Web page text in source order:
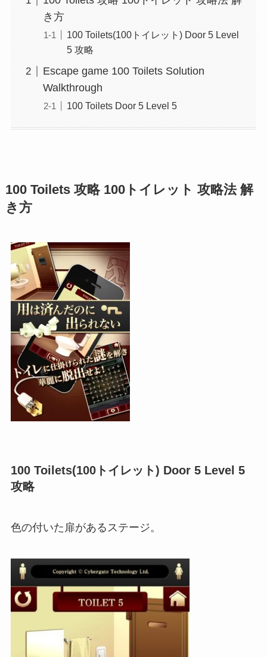
き方
100 Toilets(100トイレット) Door 5 Level
5 攻略
Escape game 100 Toilets Solution
Walkthrough
100 Toilets Door 5 Level 5
100 Toilets 攻略 100トイレット 攻略法 解
き方
100 Toilets(100トイレット) Door 5 Level 5
攻略
色の付いた扉があるステージ。